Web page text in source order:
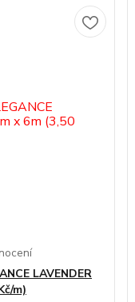
LAVENDER
m)